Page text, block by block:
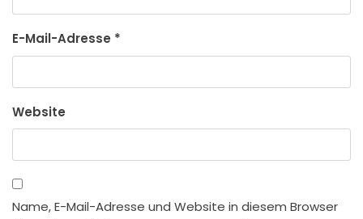
E-Mail-Adresse *
Website
Name, E-Mail-Adresse und Website in diesem Browser